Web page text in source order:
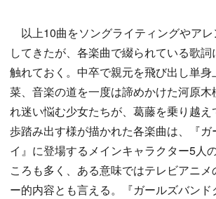
以上10曲をソングライティングやア
してきたが、各楽曲で綴られている歌
触れておく。中卒で親元を飛び出し単
菜、音楽の道を一度は諦めかけた河原
れ迷い悩む少女たちが、葛藤を乗り越
歩踏み出す様が描かれた各楽曲は、『ガ
イ』に登場するメインキャラクター5人
ころも多く、ある意味ではテレビアニメ
ー的内容とも言える。『ガールズバン